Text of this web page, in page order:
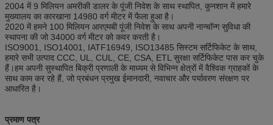
2004 में 9 मिलियन अमरीकी डालर के पूंजी निवेश के साथ स्थापित, कुनशान में हमारे
मुख्यालय का कारखाना 14980 वर्ग मीटर में फैला हुआ है।
2020 में हमने 100 मिलियन आरएमबी पूंजी निवेश के साथ अपनी नान्चॉन्ग सुविधा की
स्थापना की जो 34000 वर्ग मीटर को कवर करती है।
ISO9001, ISO14001, IATF16949, ISO13485 सिस्टम सर्टिफिकेट के साथ,
हमारे सभी उत्पाद CCC, UL, CUL, CE, CSA, ETL सुरक्षा सर्टिफिकेट पास कर चुके
हैं।हम अपनी सुस्थापित बिक्री प्रणाली के माध्यम से विभिन्न क्षेत्रों में वैश्विक ग्राहकों के
साथ काम कर रहे हैं, जो प्रबंधन प्रमुख ईमानदारी, नवाचार और पर्यावरण संरक्षण पर
आधारित है।
प्रमाण पत्र